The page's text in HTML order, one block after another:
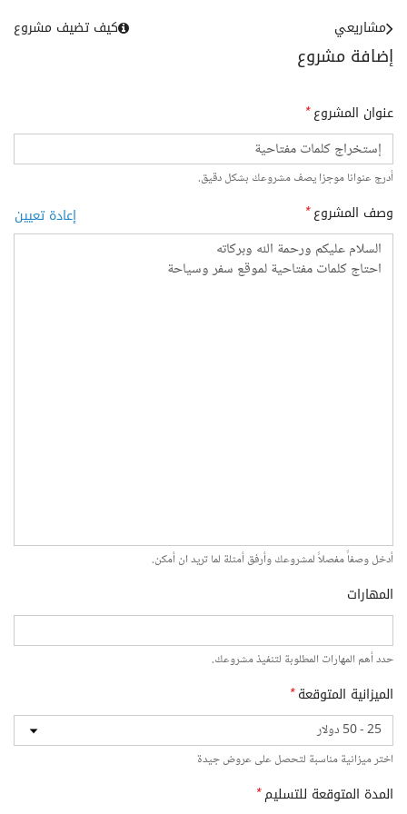
إضافة مشروع
مشاريعي كيف تضيف مشروع
عنوان المشروع*
أدرج عنوانا موجزا يصف مشروعك بشكل دقيق.
وصف المشروع* إعادة تعيين
أدخل وصفاً مفصلاً لمشروعك وأرفق أمثلة لما تريد ان أمكن.
المهارات
حدد أهم المهارات المطلوبة لتنفيذ مشروعك.
الميزانية المتوقعة*
اختر ميزانية مناسبة لتحصل على عروض جيدة
المدة المتوقعة للتسليم*